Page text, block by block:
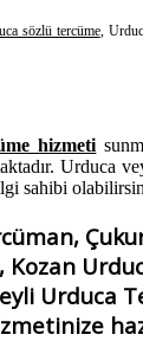
sözlü tercüme,
hizmeti
Urduca
sahibi
Urduca